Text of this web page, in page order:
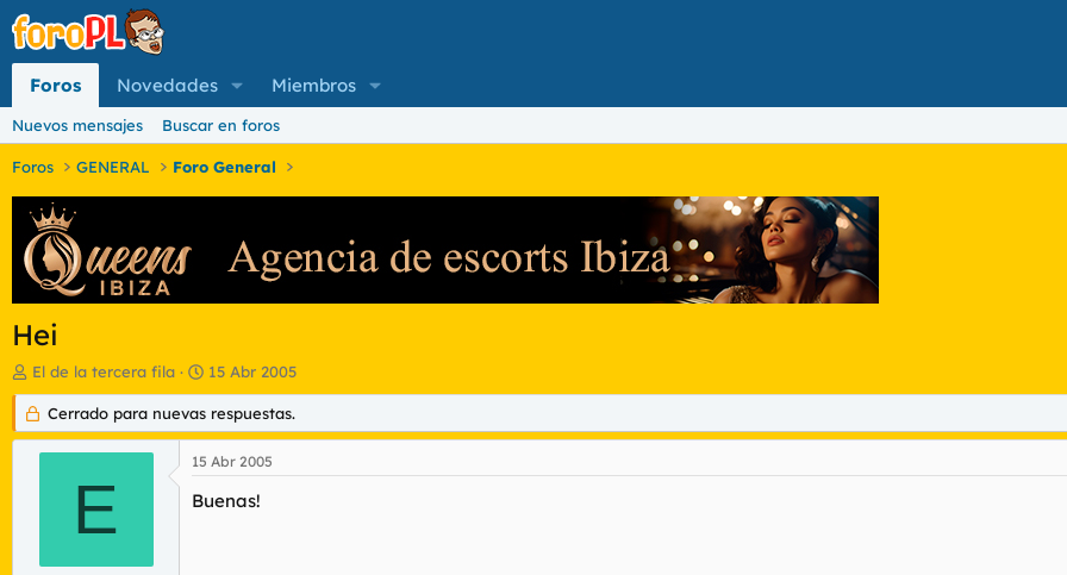
Foros Novedades Miembros
Nuevos mensajes Buscar en foros
Foros GENERAL Foro General
Hei
I
n
i
c
d
El de la tercera fila
F
e
c
h
a
d
e
15 Abr 2005
Cerrado para nuevas respuestas.
E
15 Abr 2005
Buenas!